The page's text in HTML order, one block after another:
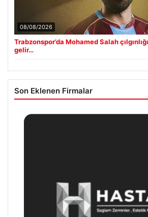
08/08/2026
Trabzonspor’da Mohamed Salah
gelir…
Son Eklenen Firmalar